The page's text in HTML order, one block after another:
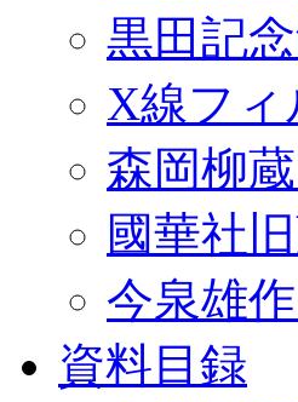
黒田記
X線フ
森岡柳
國華社
今泉雄
資料目録